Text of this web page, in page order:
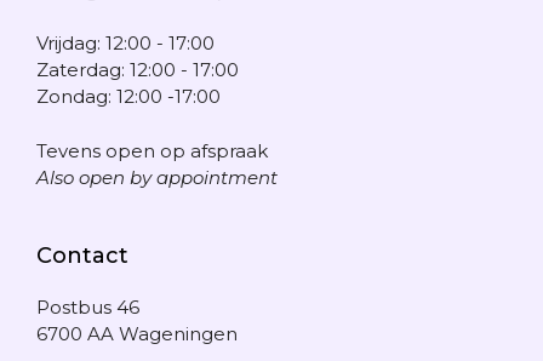
Vrijdag: 12:00 - 17:00
Zaterdag: 12:00 - 17:00
Zondag: 12:00 -17:00
Tevens open op afspraak
Also open by appointment
Contact
Postbus 46
6700 AA Wageningen